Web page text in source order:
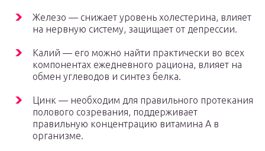
Железо — снижает уровень холестерина, влияет
на нервную систему, защищает от депрессии.
Калий — его можно найти практически во всех
компонентах ежедневного рациона, влияет на
обмен углеводов и синтез белка.
Цинк — необходим для правильного протекания
полового созревания, поддерживает
правильную концентрацию витамина А в
организме.